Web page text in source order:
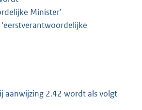
Minister’
aanwijzing 2.42 wordt als volgt